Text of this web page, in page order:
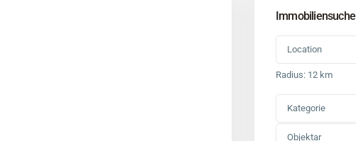
Immobiliensuche
Radius: 12 km
Kategorie
Objektar